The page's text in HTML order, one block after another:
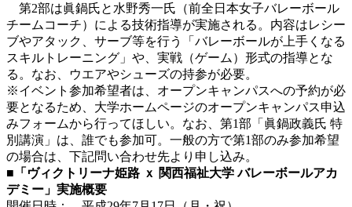
第2部は眞鍋氏と水野秀一氏（前全日本女子バレーボール
チームコーチ）による技術指導が実施される。内容はレシー
ブやアタック、サーブ等を行う「バレーボールが上手くなる
スキルトレーニング」や、実戦（ゲーム）形式の指導とな
る。なお、ウエアやシューズの持参が必要。
※イベント参加希望者は、オープンキャンパスへの予約が必
要となるため、大学ホームページのオープンキャンパス申込
みフォームから行ってほしい。なお、第1部「眞鍋政義氏 特
別講演」は、誰でも参加可。一般の方で第1部のみ参加希望
の場合は、下記問い合わせ先より申し込み。
■「ヴィクトリーナ姫路 ｘ 関西福祉大学 バレーボールアカ
デミー」実施概要